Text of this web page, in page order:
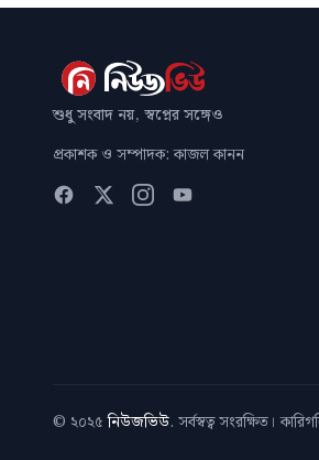
শুধু সংবাদ নয়, স্বপ্নের সঙ্গেও
প্রকাশক ও সম্পাদক: কাজল কানন
© ২০২৫ নিউজভিউ. সর্বস্বত্ব সংরক্ষিত।